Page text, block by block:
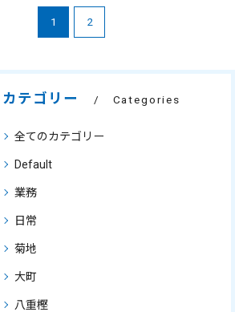
1 2
カテゴリー Categories
全てのカテゴリー
Default
業務
日常
菊地
大町
八重樫